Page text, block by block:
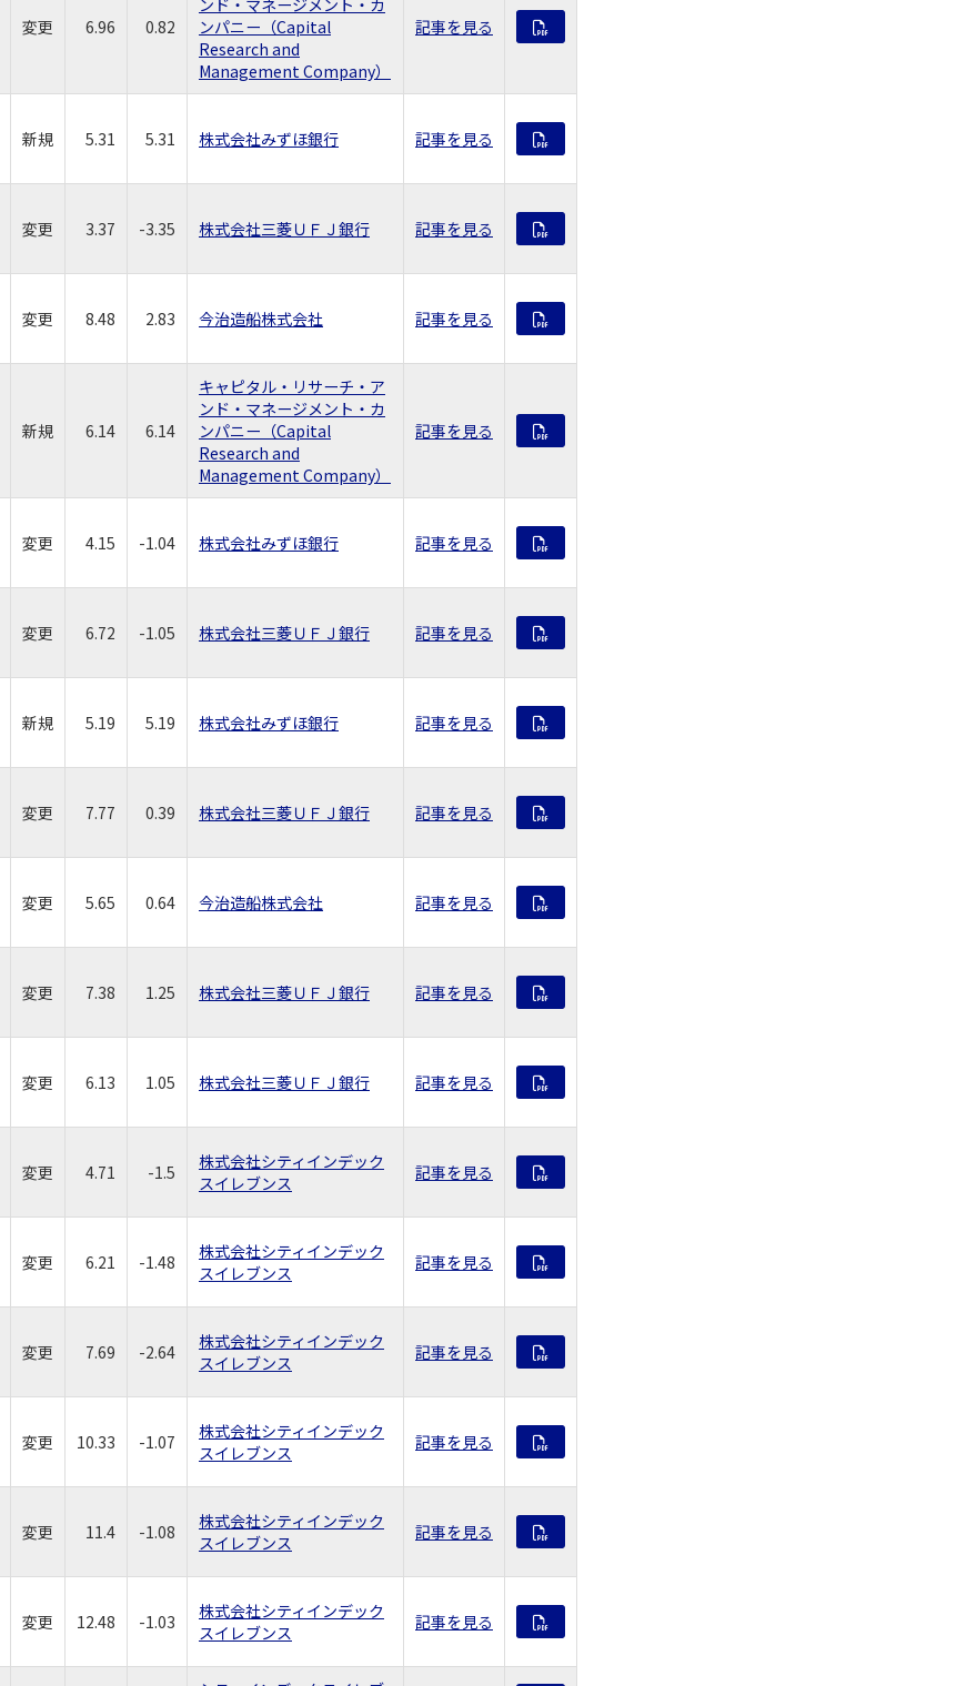
変更 6.96 0.82
ンパニー（Capital
Research and
Management Company）
記事を見る
新規 5.31 5.31 株式会社みずほ銀行 記事を見る
変更 3.37 -3.35 株式会社三菱ＵＦＪ銀行 記事を見る
変更 8.48 2.83 今治造船株式会社 記事を見る
新規 6.14 6.14
キャピタル・リサーチ・ア
ンド・マネージメント・カ
ンパニー（Capital
Research and
Management Company）
記事を見る
変更 4.15 -1.04 株式会社みずほ銀行 記事を見る
変更 6.72 -1.05 株式会社三菱ＵＦＪ銀行 記事を見る
新規 5.19 5.19 株式会社みずほ銀行 記事を見る
変更 7.77 0.39 株式会社三菱ＵＦＪ銀行 記事を見る
変更 5.65 0.64 今治造船株式会社 記事を見る
変更 7.38 1.25 株式会社三菱ＵＦＪ銀行 記事を見る
変更 6.13 1.05 株式会社三菱ＵＦＪ銀行 記事を見る
変更 4.71 -1.5
株式会社シティインデック
スイレブンス
記事を見る
変更 6.21 -1.48
株式会社シティインデック
スイレブンス
記事を見る
変更 7.69 -2.64
株式会社シティインデック
スイレブンス
記事を見る
変更 10.33 -1.07
株式会社シティインデック
スイレブンス
記事を見る
変更 11.4 -1.08
株式会社シティインデック
スイレブンス
記事を見る
変更 12.48 -1.03
株式会社シティインデック
スイレブンス
記事を見る